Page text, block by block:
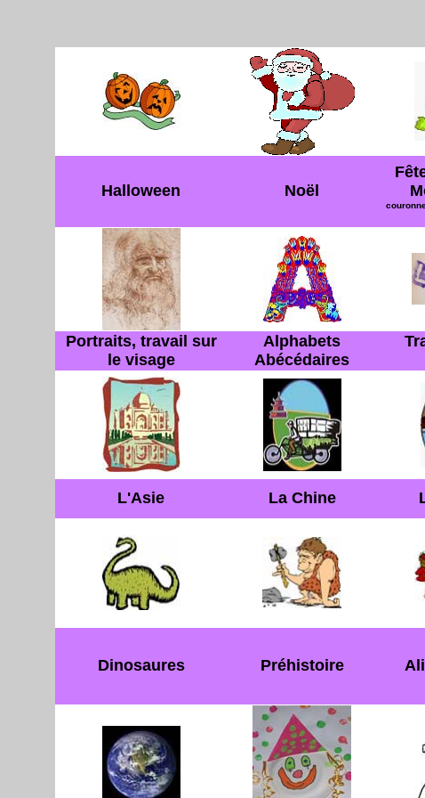
Halloween Noël
Portraits, travail sur
le visage
Alphabets
Abécédaires
L'Asie La Chine
Dinosaures Préhistoire